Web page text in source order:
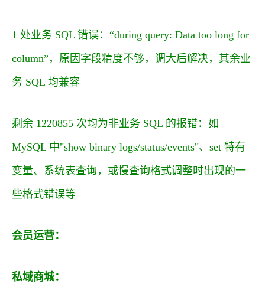
1 处业务 SQL 错误：“during query: Data too long for
column”，原因字段精度不够，调大后解决，其余业
务 SQL 均兼容
剩余 1220855 次均为非业务 SQL 的报错：如
MySQL 中"show binary logs/status/events"、set 特有
变量、系统表查询，或慢查询格式调整时出现的一
些格式错误等
会员运营：
私域商城：